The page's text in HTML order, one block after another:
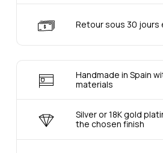
Retour sous 30 jours
Handmade in Spain
materials
Silver or 18K gold
the chosen finish